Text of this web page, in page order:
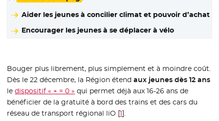
Aider les jeunes à concilier climat et pouvoir d’achat
Encourager les jeunes à se déplacer à vélo
Bouger plus librement, plus simplement et à moindre coût.
Dès le 22 décembre, la Région étendaux jeunes dès 12 ans
ledispositif « + = 0 » - Nouvelle fenêtre
qui permet déjà aux 16-26 ans de
bénéficier de la gratuité à bord des trains et des cars du
réseau de transport régional liO [1].